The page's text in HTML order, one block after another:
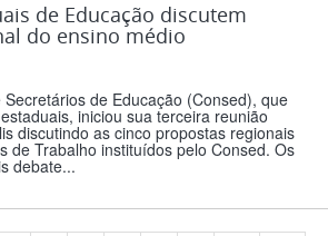
de Educação discutem
do ensino médio
de Educação (Consed), que
iniciou sua terceira reunião
discutindo as cinco propostas regionais
de Trabalho instituídos pelo Consed. Os
debate...